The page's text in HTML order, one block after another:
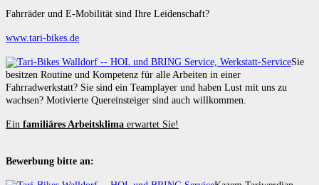
Fahrräder und E-Mobilität sind Ihre Leidenschaft?
www.tari-bikes.de
Sie
besitzen Routine und Kompetenz für alle Arbeiten in einer
Fahrradwerkstatt? Sie sind ein Teamplayer und haben Lust mit uns zu
wachsen? Motivierte Quereinsteiger sind auch willkommen.
Ein familiäres Arbeitsklima erwartet Sie!
Bewerbung bitte an: